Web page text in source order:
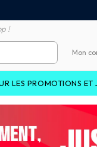
!
Mon
ET JUSQU'À-